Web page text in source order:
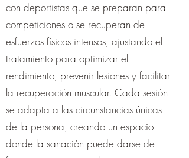
con deportistas que se preparan para
competiciones o se recuperan de
esfuerzos físicos intensos, ajustando el
tratamiento para optimizar el
rendimiento, prevenir lesiones y facilitar
la recuperación muscular. Cada sesión
se adapta a las circunstancias únicas
de la persona, creando un espacio
donde la sanación puede darse de